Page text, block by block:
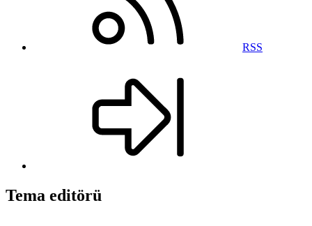
RSS
Tema editörü